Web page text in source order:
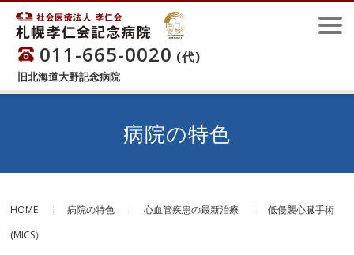
011-665-0020 (代)
旧北海道大野記念病院
病院の特色
HOME 病院の特色 心血管疾患の最新治療
低侵襲心臓手術
(MICS）